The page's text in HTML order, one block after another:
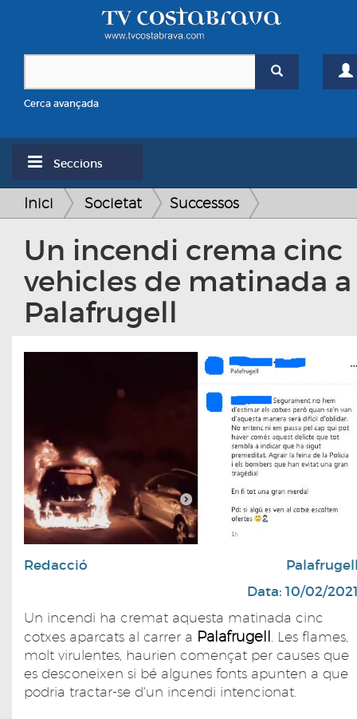
Cerca avançada
Seccions
Inici Societat Successos
Un incendi crema cinc
vehicles de matinada a
Palafrugell
Redacció
Data: 10/02/
Un incendi ha cremat aquesta matinada cinc
cotxes aparcats al carrer a Palafrugell . Les flames,
molt virulentes, haurien començat per causes que
es desconeixen si bé algunes fonts apunten a que
podria tractar-se d'un incendi intencionat.